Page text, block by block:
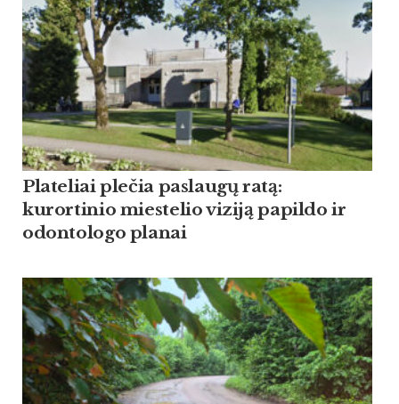
Plateliai plečia paslaugų ratą:
kurortinio miestelio viziją papildo ir
odontologo planai